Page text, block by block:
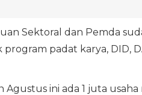
Sektoral dan Pemda
padat karya, DID,
Agustus ini ada 1 juta